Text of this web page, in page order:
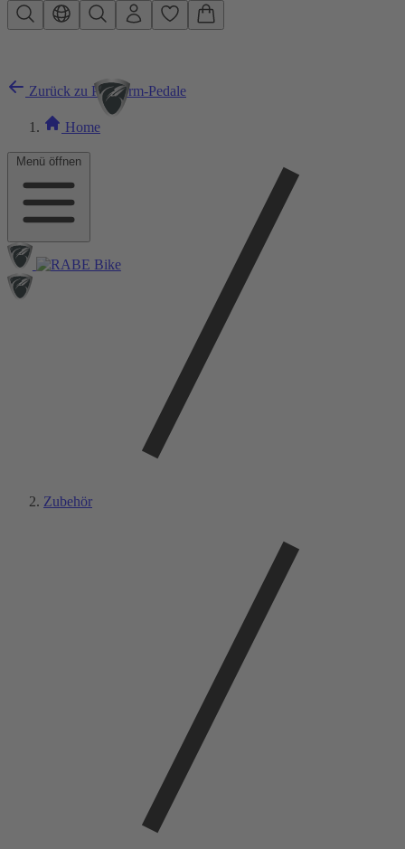
Zum Hauptinhalt springen
Menü öffnen
Zurück zu Plattform-Pedale
Home
Zubehör